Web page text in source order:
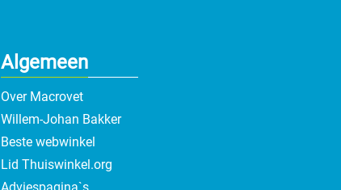
Algemeen
Over Macrovet
Willem-Johan Bakker
Beste webwinkel
Lid Thuiswinkel.org